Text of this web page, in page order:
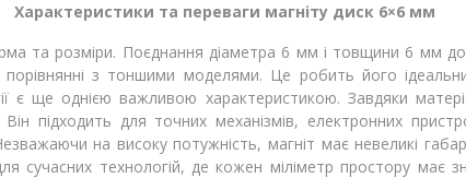
Характеристики та переваги магніту диск 6×6 мм
та розміри. Поєднання діаметра 6 мм і товщини 6 мм
з тоншими моделями. Це робить його
є ще однією важливою характеристикою. Завдяки
підходить для точних механізмів, електронних
на високу потужність, магніт має невеликі
сучасних технологій, де кожен міліметр простору має